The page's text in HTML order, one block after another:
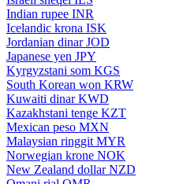
Indian rupee INR
Icelandic krona ISK
Jordanian dinar JOD
Japanese yen JPY
Kyrgyzstani som KGS
South Korean won KRW
Kuwaiti dinar KWD
Kazakhstani tenge KZT
Mexican peso MXN
Malaysian ringgit MYR
Norwegian krone NOK
New Zealand dollar NZD